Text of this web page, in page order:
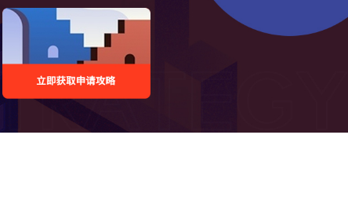
博士学位，以及一些特殊的研究
Master of Business Administration工